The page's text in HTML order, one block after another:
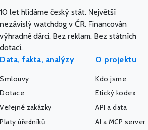
10 let hlídáme český stát. Největší
nezávislý watchdog v ČR. Financován
výhradně dárci. Bez reklam. Bez státních
dotací.
Data, fakta, analýzy
Smlouvy
Dotace
Veřejné zakázky
Platy úředníků
O projektu
Kdo jsme
Etický kodex
API a data
AI a MCP server